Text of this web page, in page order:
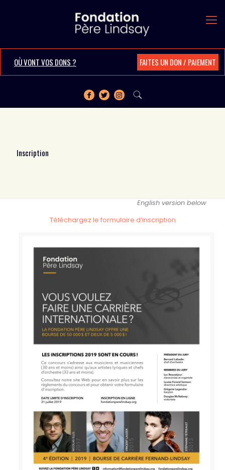
OÙ VONT VOS DONS ? FAITES UN DON / PAIEMENT
Inscription
English version below
Téléchargez le formulaire d’inscription